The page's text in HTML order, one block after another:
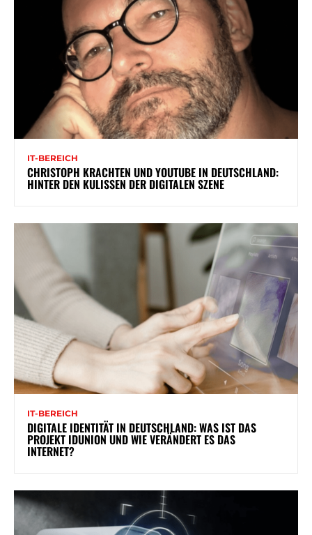
IT-BEREICH
CHRISTOPH KRACHTEN UND YOUTUBE IN DEUTSCHLAND:
HINTER DEN KULISSEN DER DIGITALEN SZENE
IT-BEREICH
DIGITALE IDENTITÄT IN DEUTSCHLAND: WAS IST DAS
PROJEKT IDUNION UND WIE VERÄNDERT ES DAS
INTERNET?